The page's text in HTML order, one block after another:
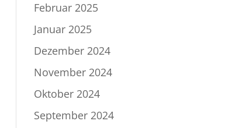
Februar 2025
Januar 2025
Dezember 2024
November 2024
Oktober 2024
September 2024